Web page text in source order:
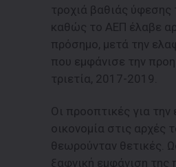
τροχιά βαθιάς ύφεσης
καθώς το ΑΕΠ έλαβε
πρόσημο, μετά την
που εμφάνισε την
τριετία, 2017-2019.
Οι προοπτικές για την
οικονομία στις αρχές
θεωρούνταν θετικές.
ξαφνική εμφάνιση της